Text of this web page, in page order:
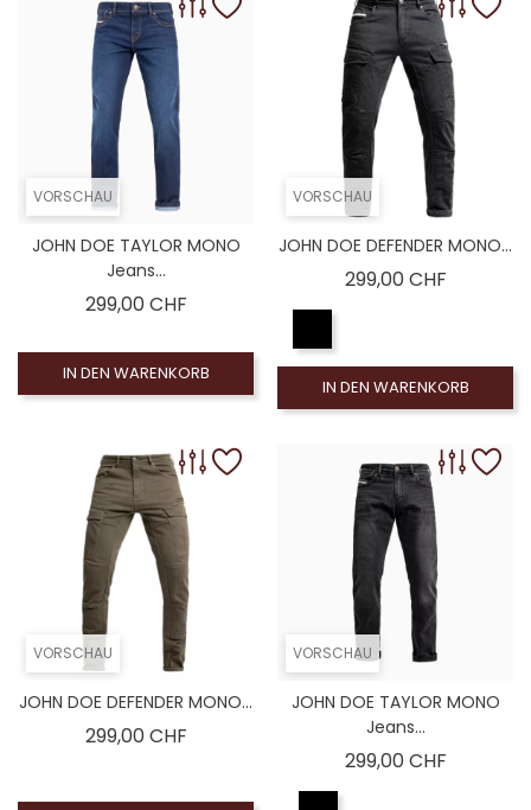
VORSCHAU
JOHN DOE TAYLOR MONO
Jeans...
299,00 CHFPreis
IN DEN WARENKORB
VORSCHAU
JOHN DOE DEFENDER MONO...
299,00 CHFPreis
IN DEN WARENKORB
VORSCHAU
JOHN DOE DEFENDER MONO...
299,00 CHFPreis
VORSCHAU
JOHN DOE TAYLOR MONO
Jeans...
299,00 CHFPreis